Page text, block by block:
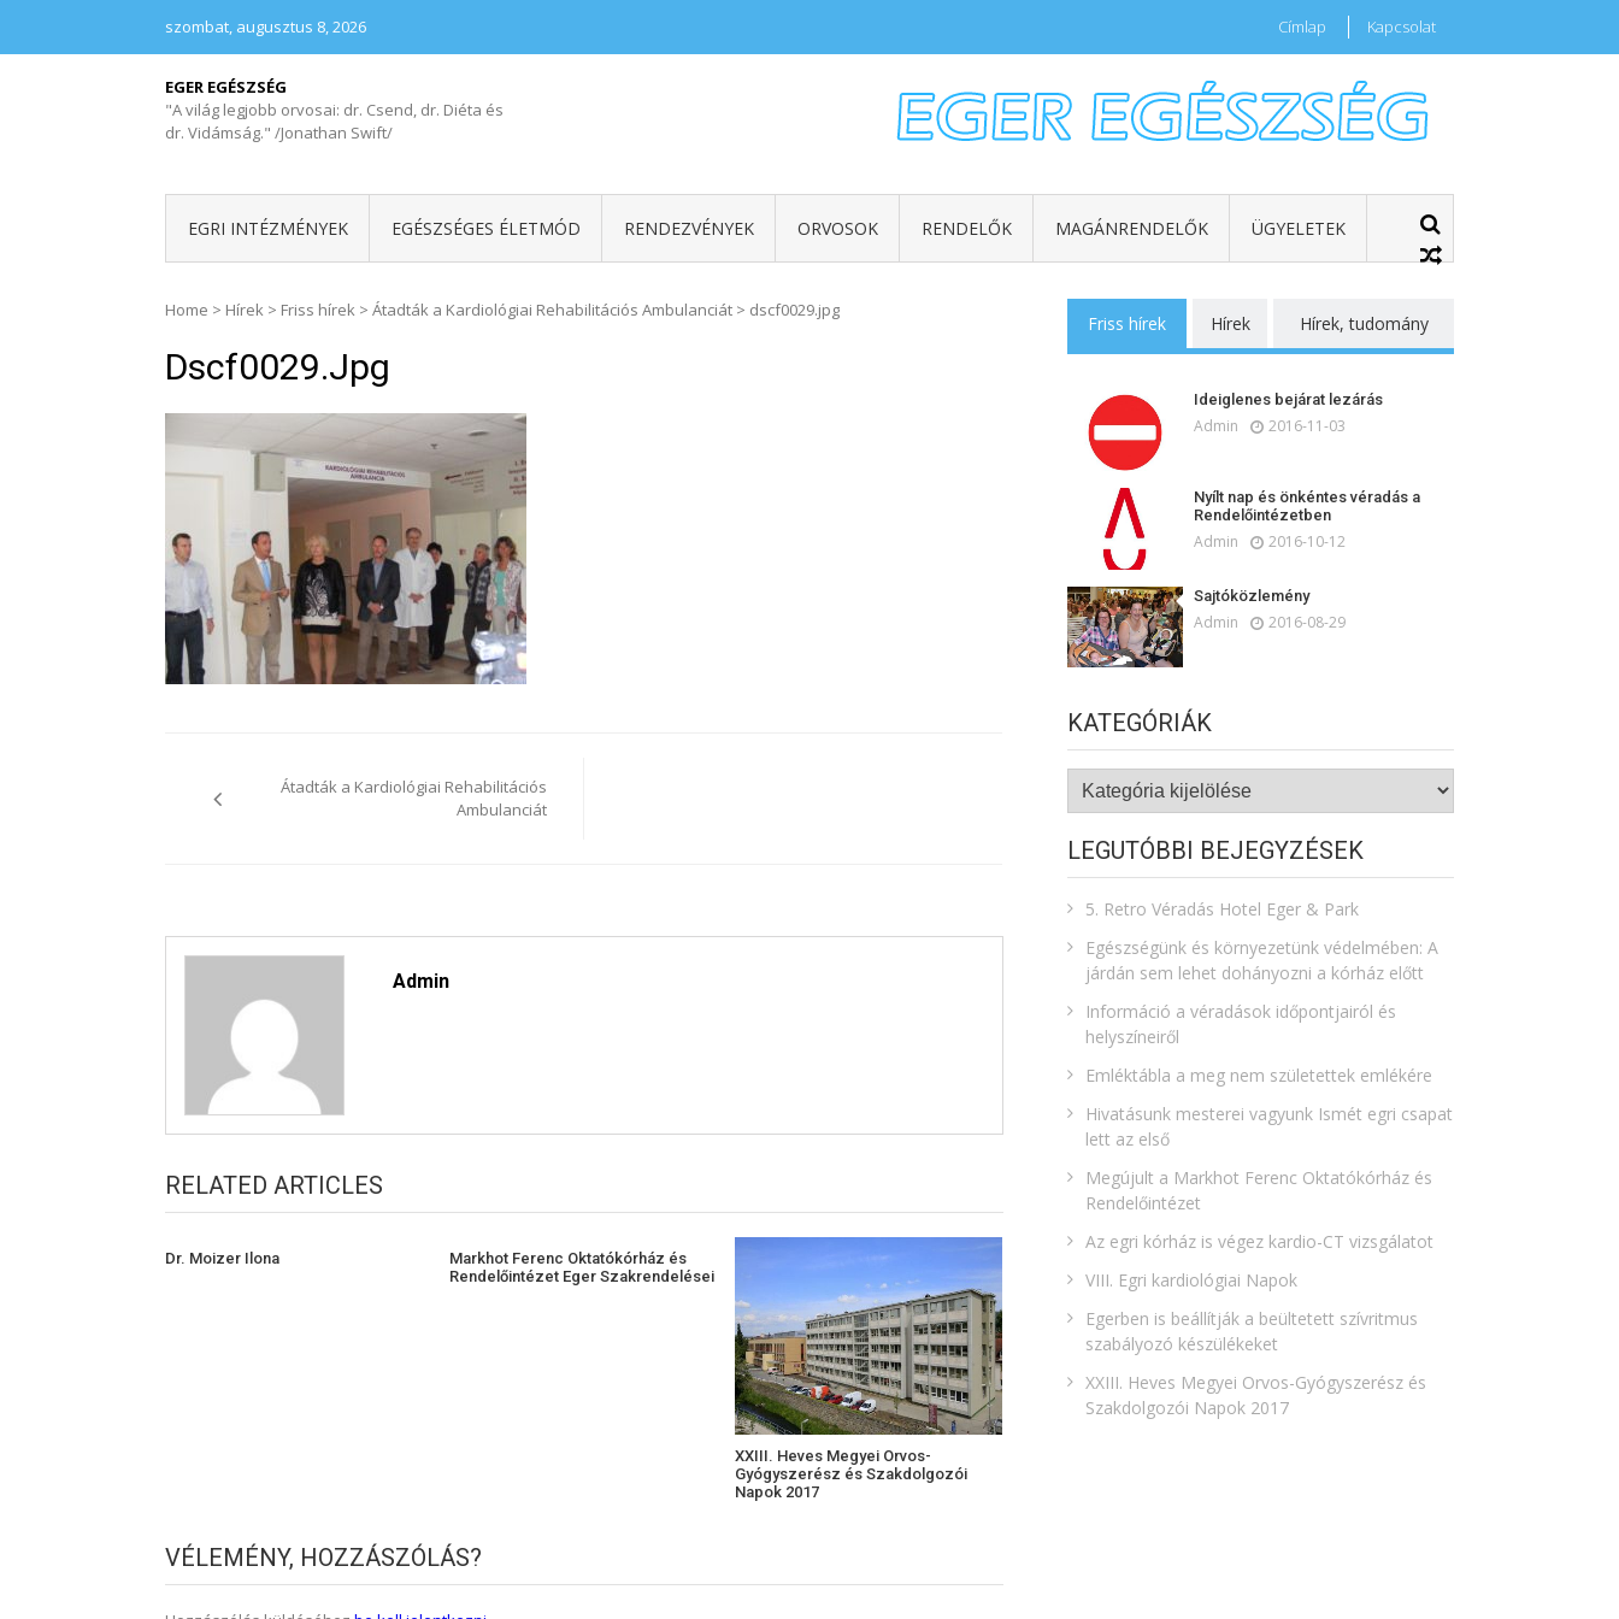
szombat, augusztus 8, 2026 Címlap Kapcsolat
EGER EGÉSZSÉG
"A világ legjobb orvosai: dr. Csend, dr. Diéta és
dr. Vidámság." /Jonathan Swift/
EGRI INTÉZMÉNYEK EGÉSZSÉGES ÉLETMÓD RENDEZVÉNYEK ORVOSOK RENDELŐK MAGÁNRENDELŐK ÜGYELETEK
Home > Hírek > Friss hírek > Átadták a Kardiológiai Rehabilitációs Ambulanciát > dscf0029.jpg
Dscf0029.jpg
Átadták a Kardiológiai Rehabilitációs
Ambulanciát
Admin
RELATED ARTICLES
Dr. Moizer Ilona
Markhot Ferenc Oktatókórház és
Rendelőintézet Eger Szakrendelései
XXIII. Heves Megyei Orvos-
Gyógyszerész és Szakdolgozói
Napok 2017
VÉLEMÉNY, HOZZÁSZÓLÁS?
Friss hírek Hírek Hírek, tudomány
Ideiglenes bejárat lezárás
Admin 2016-11-03
Nyílt nap és önkéntes véradás a
Rendelőintézetben
Admin 2016-10-12
Sajtóközlemény
Admin 2016-08-29
KATEGÓRIÁK
Kategóriák
LEGUTÓBBI BEJEGYZÉSEK
5. Retro Véradás Hotel Eger & Park
Egészségünk és környezetünk védelmében: A
járdán sem lehet dohányozni a kórház előtt
Információ a véradások időpontjairól és
helyszíneiről
Emléktábla a meg nem születettek emlékére​
Hivatásunk mesterei vagyunk Ismét egri csapat
lett az első
Megújult a Markhot Ferenc Oktatókórház és
Rendelőintézet
Az egri kórház is végez kardio-CT vizsgálatot
VIII. Egri kardiológiai Napok
Egerben is beállítják a beültetett szívritmus
szabályozó készülékeket
XXIII. Heves Megyei Orvos-Gyógyszerész és
Szakdolgozói Napok 2017